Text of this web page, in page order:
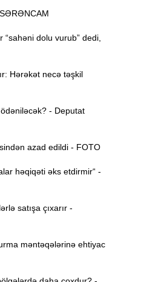
dolu vurub” dedi,
Hərəkət necə təşkil
- Deputat
azad edildi - FOTO
həqiqəti əks etdirmir“ -
satışa çıxarır -
məntəqələrinə ehtiyac